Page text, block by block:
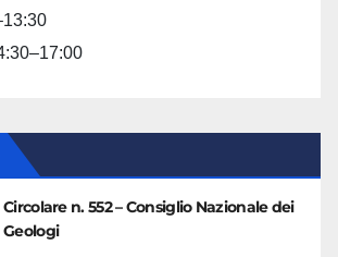
Circolare n. 552 – Consiglio Nazionale dei
Geologi